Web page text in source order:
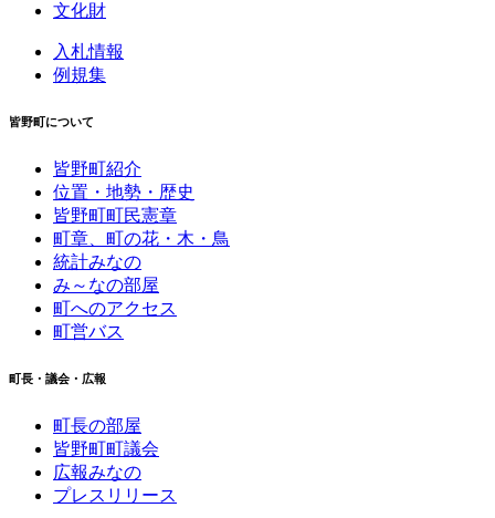
文化財
入札情報
例規集
皆野町について
皆野町紹介
位置・地勢・歴史
皆野町町民憲章
町章、町の花・木・鳥
統計みなの
み～なの部屋
町へのアクセス
町営バス
町長・議会・広報
町長の部屋
皆野町町議会
広報みなの
プレスリリース